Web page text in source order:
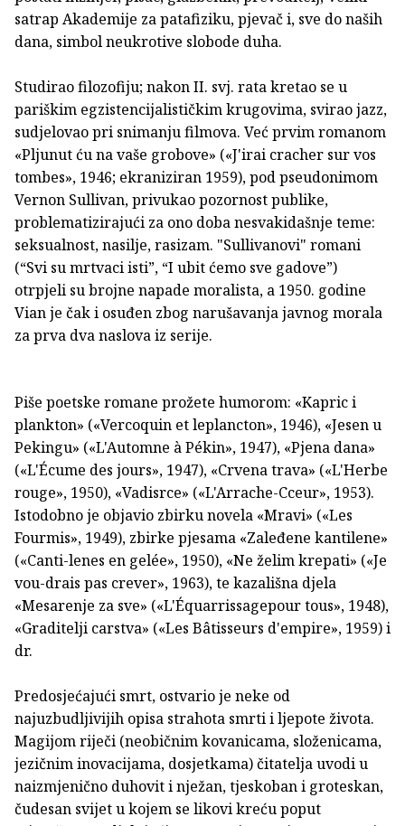
satrap Akademije za patafiziku, pjevač i, sve do naših
dana, simbol neukrotive slobode duha.
Studirao filozofiju; nakon II. svj. rata kretao se u
pariškim egzistencijalističkim krugovima, svirao jazz,
sudjelovao pri snimanju filmova. Već prvim romanom
«Pljunut ću na vaše grobove» («J'irai cracher sur vos
tombes», 1946; ekraniziran 1959), pod pseudonimom
Vernon Sullivan, privukao pozornost publike,
problematizirajući za ono doba nesvakidašnje teme:
seksualnost, nasilje, rasizam. "Sullivanovi" romani
(“Svi su mrtvaci isti”, “I ubit ćemo sve gadove”)
otrpjeli su brojne napade moralista, a 1950. godine
Vian je čak i osuđen zbog narušavanja javnog morala
za prva dva naslova iz serije.
Piše poetske romane prožete humorom: «Kapric i
plankton» («Vercoquin et leplancton», 1946), «Jesen u
Pekingu» («L'Automne à Pékin», 1947), «Pjena dana»
(«L'Écume des jours», 1947), «Crvena trava» («L'Herbe
rouge», 1950), «Vadisrce» («L'Arrache-Cceur», 1953).
Istodobno je objavio zbirku novela «Mravi» («Les
Fourmis», 1949), zbirke pjesama «Zaleđene kantilene»
(«Canti-lenes en gelée», 1950), «Ne želim krepati» («Je
vou-drais pas crever», 1963), te kazališna djela
«Mesarenje za sve» («L'Équarrissagepour tous», 1948),
«Graditelji carstva» («Les Bâtisseurs d'empire», 1959) i
dr.
Predosjećajući smrt, ostvario je neke od
najuzbudljivijih opisa strahota smrti i ljepote života.
Magijom riječi (neobičnim kovanicama, složenicama,
jezičnim inovacijama, dosjetkama) čitatelja uvodi u
naizmjenično duhovit i nježan, tjeskoban i groteskan,
čudesan svijet u kojem se likovi kreću poput